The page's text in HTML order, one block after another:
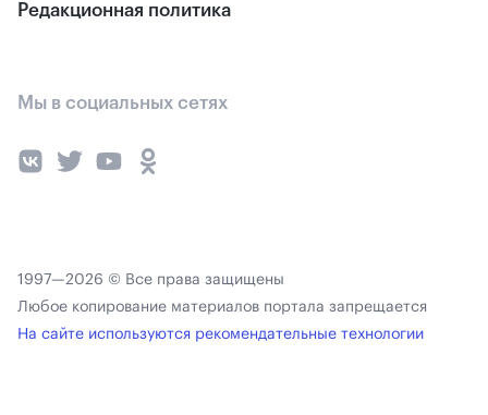
Редакционная политика
Мы в социальных сетях
1997—2026 © Все права защищены
Любое копирование материалов портала запрещается
На сайте используются рекомендательные технологии